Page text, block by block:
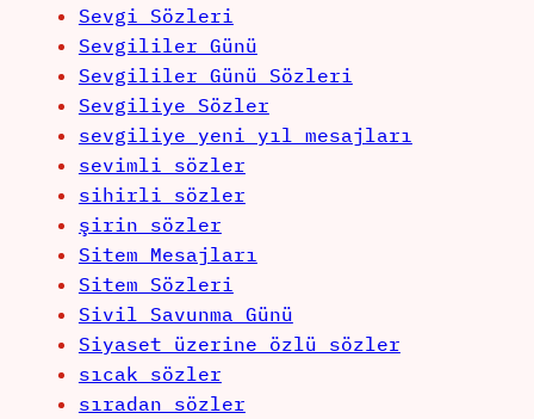
Sevgi Sözleri
Sevgililer Günü
Sevgililer Günü Sözleri
Sevgiliye Sözler
sevgiliye yeni yıl mesajları
sevimli sözler
sihirli sözler
şirin sözler
Sitem Mesajları
Sitem Sözleri
Sivil Savunma Günü
Siyaset üzerine özlü sözler
sıcak sözler
sıradan sözler